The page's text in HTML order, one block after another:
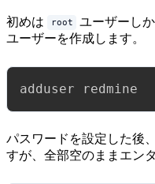
初めは root
ユーザーし
ユーザーを作成します。
adduser redmine
パスワードを設定した後
すが、全部空のままエン